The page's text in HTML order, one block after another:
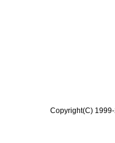
Copyright(C)